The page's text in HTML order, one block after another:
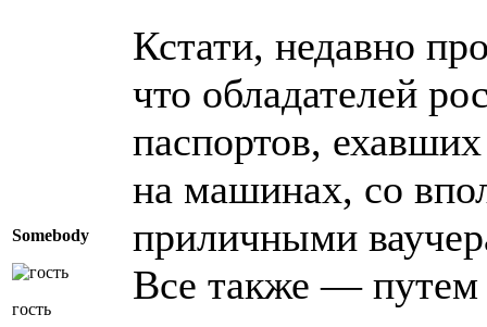
Somebody
гость
Кстати, недавно
что обладателей
паспортов,
на машинах, со
приличными
Все также — путем